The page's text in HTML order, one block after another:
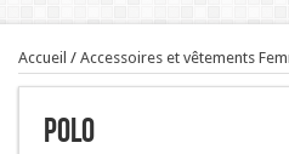
Accueil / Accessoires et vêtements
polo